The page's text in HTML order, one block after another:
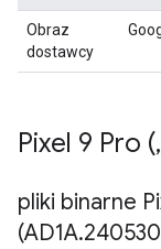
Obraz
dostawcy
Pixel 9 Pro
pliki binarne
(AD1A.240530